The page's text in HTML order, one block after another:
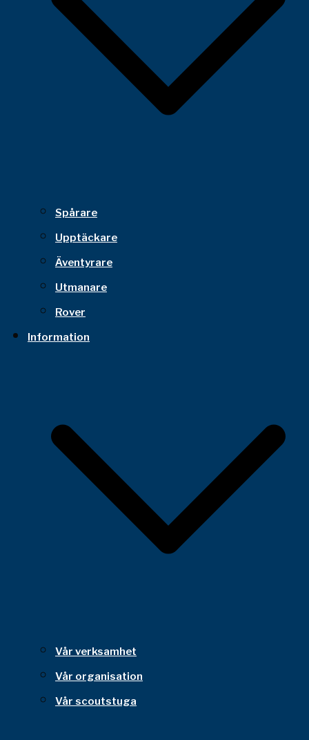
Spårare
Upptäckare
Äventyrare
Utmanare
Rover
Information
Vår verksamhet
Vår organisation
Vår scoutstuga